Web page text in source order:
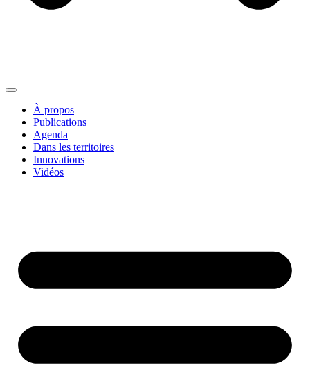
À propos
Publications
Agenda
Dans les territoires
Innovations
Vidéos